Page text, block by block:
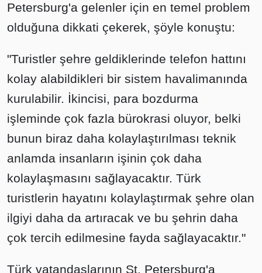
Petersburg'a gelenler için en temel problem
olduğuna dikkati çekerek, şöyle konuştu:
"Turistler şehre geldiklerinde telefon hattını
kolay alabildikleri bir sistem havalimanında
kurulabilir. İkincisi, para bozdurma
işleminde çok fazla bürokrasi oluyor, belki
bunun biraz daha kolaylaştırılması teknik
anlamda insanların işinin çok daha
kolaylaşmasını sağlayacaktır. Türk
turistlerin hayatını kolaylaştırmak şehre olan
ilgiyi daha da artıracak ve bu şehrin daha
çok tercih edilmesine fayda sağlayacaktır."
Türk vatandaşlarının St. Petersburg'a